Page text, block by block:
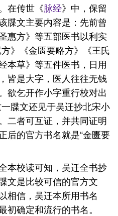
在传世《脉经》中，保留
牒文主要内容是：先前曾
惠方》等五部医书以利实
》《金匮要略方》《王氏
本草》等五件医书，日用
皆是大字，医人往往无钱
欲乞开作小字重行校对出
牒文还见于吴迁抄北宋小
二者可互证，并共同证明
后的官方书名就是“金匮要
本校读可知，吴迁全书抄
文是比较可信的官方文
相信，吴迁本所用书名
初确定和流行的书名。